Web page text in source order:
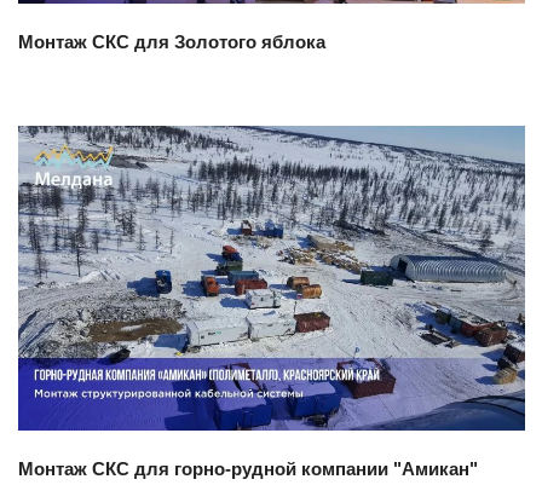
Монтаж СКС для Золотого яблока
Смотреть проект
Монтаж СКС для горно-рудной компании "Амикан"